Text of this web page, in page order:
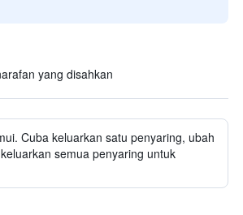
yang disahkan
Cuba keluarkan satu penyaring, ubah
semua penyaring untuk